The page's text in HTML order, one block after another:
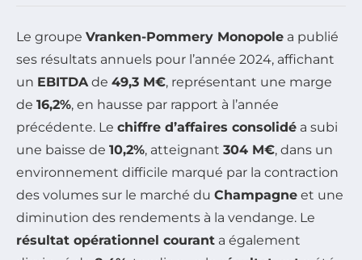
Le groupe Vranken-Pommery Monopole a publié
ses résultats annuels pour l’année 2024, affichant
un EBITDAde 49,3 M€, représentant une marge
de 16,2%, en hausse par rapport à l’année
précédente. Le chiffre d’affaires consolidé a subi
une baisse de 10,2%, atteignant 304 M€, dans un
environnement difficile marqué par la contraction
des volumes sur le marché du Champagne et une
diminution des rendements à la vendange. Le
résultat opérationnel courant a également